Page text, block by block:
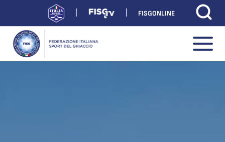
FISGONLINE